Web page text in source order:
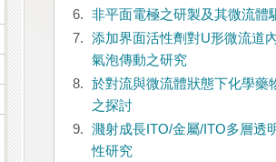
6.
非平面電極之研製及其微流體
7.
添加界面活性劑對U形微流道
氣泡傳動之研究
8.
於對流與微流體狀態下化學藥
之探討
9.
濺射成長ITO/金屬/ITO多層透
性研究